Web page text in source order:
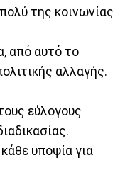
της κοινωνίας
από αυτό το
αλλαγής.
εύλογους
υποψία για